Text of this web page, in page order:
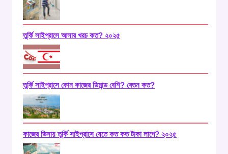
তুর্কি সাইপ্রাসে আসার খরচ কত? ২০২৫
তুর্কি সাইপ্রাসে কোন কাজের ডিমান্ড বেশি? বেতন কত?
কাজের ভিসায় তুর্কি সাইপ্রাসে যেতে কত কত টাকা লাগে? ২০২৫